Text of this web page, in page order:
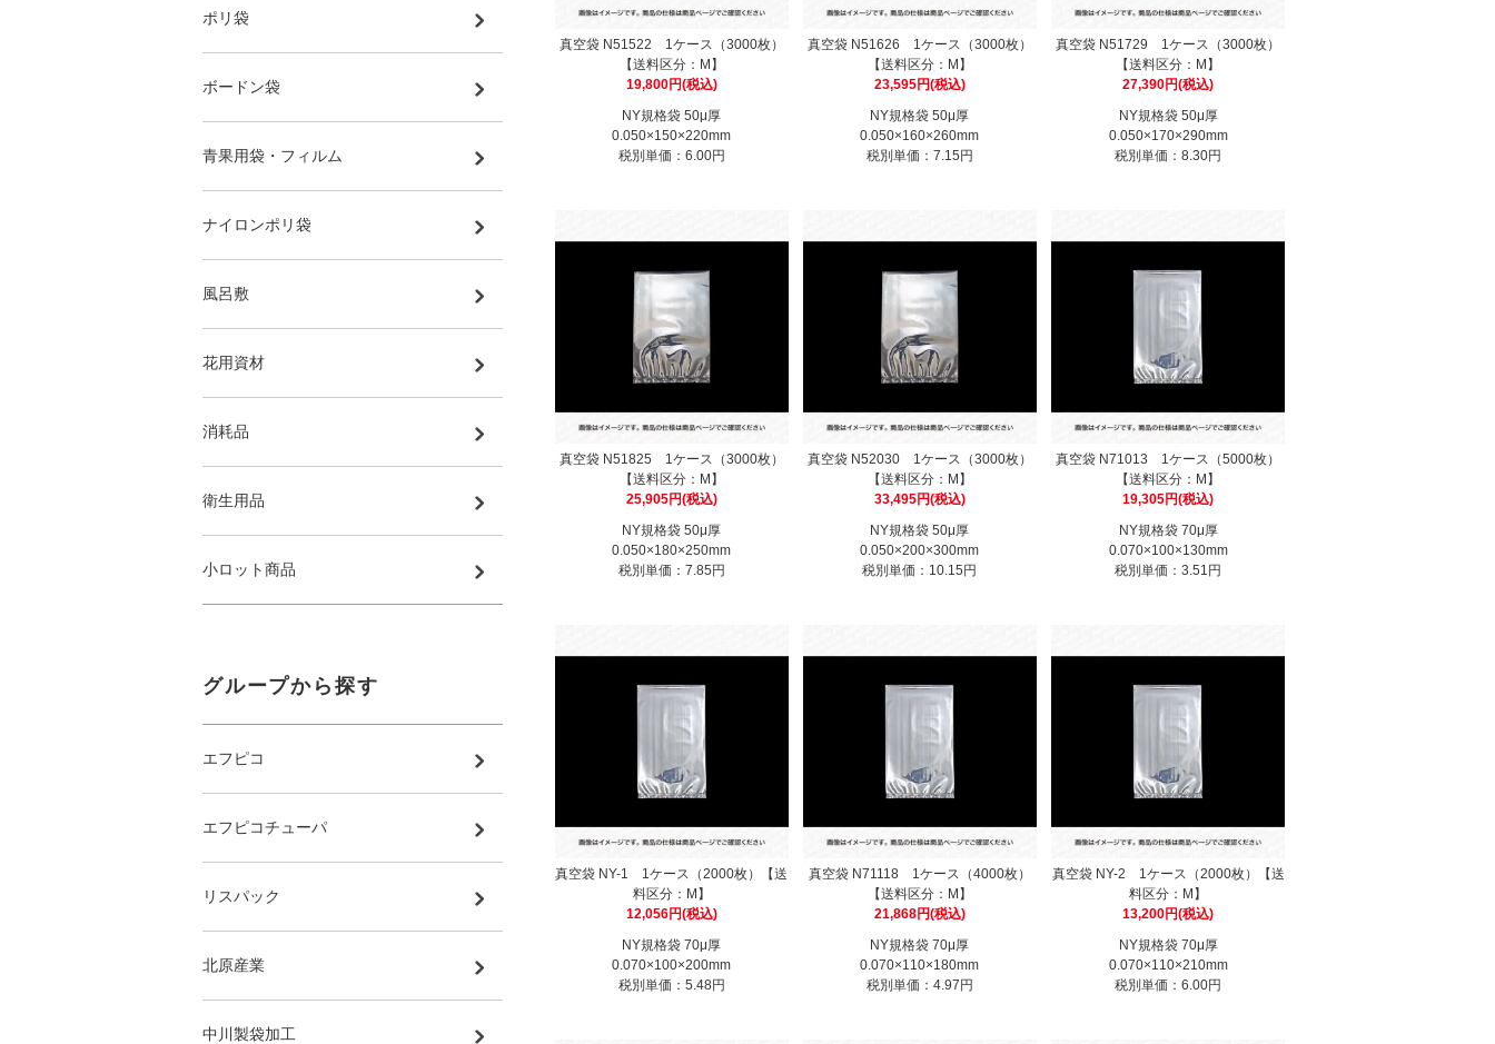
真空袋 N51522 1ケース（3000枚）
【送料区分：M】
19,800円(税込)
NY規格袋 50μ厚
0.050×150×220mm
税別単価：6.00円
真空袋 N51626 1ケース（3000枚）
【送料区分：M】
23,595円(税込)
NY規格袋 50μ厚
0.050×160×260mm
税別単価：7.15円
真空袋 N51729 1ケース（3000枚）
【送料区分：M】
27,390円(税込)
NY規格袋 50μ厚
0.050×170×290mm
税別単価：8.30円
真空袋 N51825 1ケース（3000枚）
【送料区分：M】
25,905円(税込)
NY規格袋 50μ厚
0.050×180×250mm
税別単価：7.85円
真空袋 N52030 1ケース（3000枚）
【送料区分：M】
33,495円(税込)
NY規格袋 50μ厚
0.050×200×300mm
税別単価：10.15円
真空袋 N71013 1ケース（5000枚）
【送料区分：M】
19,305円(税込)
NY規格袋 70μ厚
0.070×100×130mm
税別単価：3.51円
真空袋 NY-1 1ケース（2000枚）【送
料区分：M】
12,056円(税込)
NY規格袋 70μ厚
0.070×100×200mm
税別単価：5.48円
真空袋 N71118 1ケース（4000枚）
【送料区分：M】
21,868円(税込)
NY規格袋 70μ厚
0.070×110×180mm
税別単価：4.97円
真空袋 NY-2 1ケース（2000枚）【送
料区分：M】
13,200円(税込)
NY規格袋 70μ厚
0.070×110×210mm
税別単価：6.00円
ポリ袋
ボードン袋
青果用袋・フィルム
ナイロンポリ袋
風呂敷
花用資材
消耗品
衛生用品
小ロット商品
グループから探す
エフピコ
エフピコチューパ
リスパック
北原産業
中川製袋加工